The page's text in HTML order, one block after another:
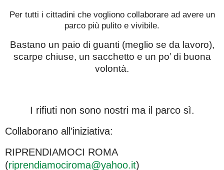
Per tutti i cittadini che vogliono collaborare ad avere un
parco più pulito e vivibile.
Bastano un paio di guanti (meglio se da lavoro),
scarpe chiuse, un sacchetto e un po’ di buona
volontà.
I rifiuti non sono nostri ma il parco sì.
Collaborano all’iniziativa:
RIPRENDIAMOCI ROMA
(riprendiamociroma@yahoo.it)